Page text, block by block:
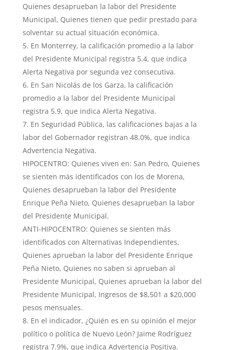
Quienes desaprueban la labor del Presidente
Municipal, Quienes tienen que pedir prestado para
solventar su actual situación económica.
En Monterrey, la calificación promedio a la labor
del Presidente Municipal registra 5.4, que indica
Alerta Negativa por segunda vez consecutiva.
En San Nicolás de los Garza, la calificación
promedio a la labor del Presidente Municipal
registra 5.9, que indica Alerta Negativa.
En Seguridad Pública, las calificaciones bajas a la
labor del Gobernador registran 48.0%, que indica
Advertencia Negativa.
HIPOCENTRO: Quienes viven en: San Pedro, Quienes
se sienten más identificados con los de Morena,
Quienes desaprueban la labor del Presidente
Enrique Peña Nieto, Quienes desaprueban la labor
del Presidente Municipal.
ANTI-HIPOCENTRO: Quienes se sienten más
identificados con Alternativas Independientes,
Quienes aprueban la labor del Presidente Enrique
Peña Nieto, Quienes no saben si aprueban al
Presidente Municipal, Quienes aprueban la labor del
Presidente Municipal, Ingresos de $8,501 a $20,000
pesos mensuales.
En el indicador, ¿Quién es en su opinión el mejor
político o política de Nuevo León? Jaime Rodríguez
registra 7.9%, que indica Advertencia Positiva.